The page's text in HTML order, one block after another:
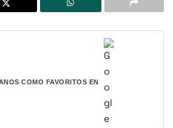
COMO FAVORITOS EN